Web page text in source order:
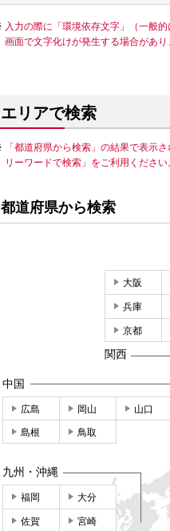
入力の際に「環境依存文字」（一般
画面で文字化けが発生する場合があり
エリアで検索
「都道府県から検索」の結果で表示
リーワードで検索」をご利用ください
都道府県から検索
大阪
兵庫
京都
関西
中国
広島 岡山 山口
島根 鳥取
九州・沖縄
福岡 大分
佐賀 宮崎